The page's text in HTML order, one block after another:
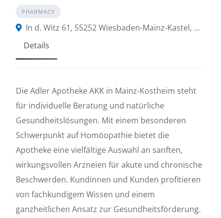
PHARMACY
In d. Witz 61, 55252 Wiesbaden-Mainz-Kastel, Germany
Details
Die Adler Apotheke AKK in Mainz-Kostheim steht
für individuelle Beratung und natürliche
Gesundheitslösungen. Mit einem besonderen
Schwerpunkt auf Homöopathie bietet die
Apotheke eine vielfältige Auswahl an sanften,
wirkungsvollen Arzneien für akute und chronische
Beschwerden. Kundinnen und Kunden profitieren
von fachkundigem Wissen und einem
ganzheitlichen Ansatz zur Gesundheitsförderung.